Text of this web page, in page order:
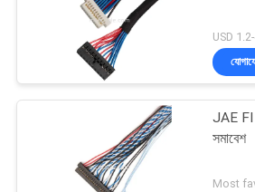
জেএসটি তারের
USD
JAE
সমাবেশ